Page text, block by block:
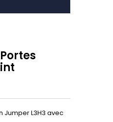
Jumper L3H3 avec